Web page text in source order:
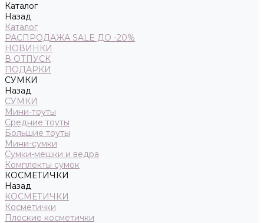
Каталог
Назад
Каталог
РАСПРОДАЖА SALE ДО -20%
НОВИНКИ
В ОТПУСК
ПОДАРКИ
СУМКИ
Назад
СУМКИ
Мини-тоуты
Средние тоуты
Большие тоуты
Мини-сумки
Сумки-мешки и ведра
Комплекты сумок
КОСМЕТИЧКИ
Назад
КОСМЕТИЧКИ
Косметички
Плоские косметички